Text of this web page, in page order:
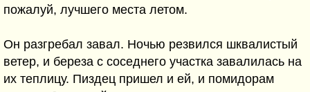
пожалуй, лучшего места летом.
Он разгребал завал. Ночью резвился шквалистый
ветер, и береза с соседнего участка завалилась на
их теплицу. Пиздец пришел и ей, и помидорам